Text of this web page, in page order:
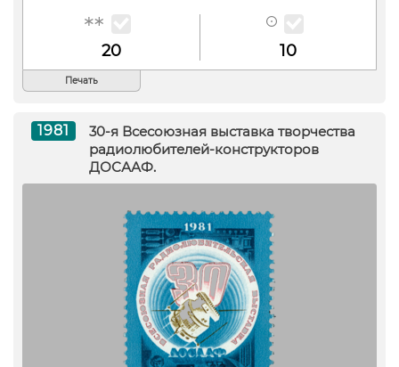
20 10
Печать
1981
30-я Всесоюзная выставка творчества
радиолюбителей-конструкторов
ДОСААФ.